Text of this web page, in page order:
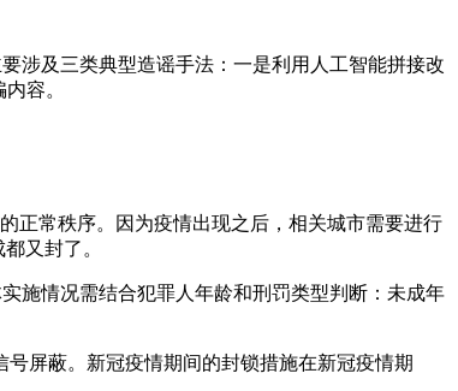
涉及三类典型造谣手法：一是利用人工智能拼接改
容。
正常秩序。因为疫情出现之后，相关城市需要进行
又封了。
施情况需结合犯罪人年龄和刑罚类型判断：未成年
屏蔽。新冠疫情期间的封锁措施在新冠疫情期